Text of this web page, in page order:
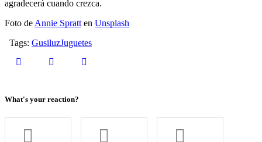
agradecerá cuando crezca.
Foto de Annie Spratt en Unsplash
Tags: GusiluzJuguetes
What's your reaction?